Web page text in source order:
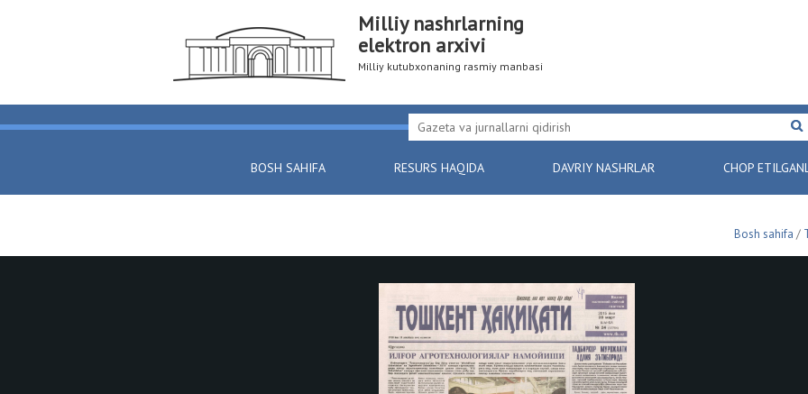
Milliy nashrlarning
elektron arxivi
Milliy kutubxonaning rasmiy manbasi
BOSH SAHIFA RESURS HAQIDA DAVRIY NASHRLAR CHOP
Bosh sahifa /